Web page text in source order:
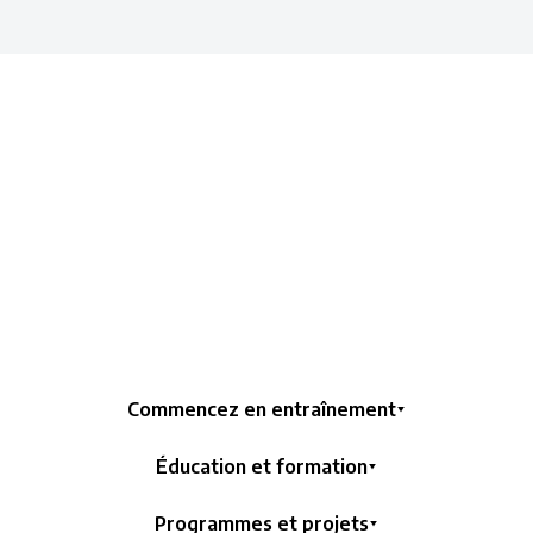
Commencez en entraînement
Éducation et formation
Programmes et projets